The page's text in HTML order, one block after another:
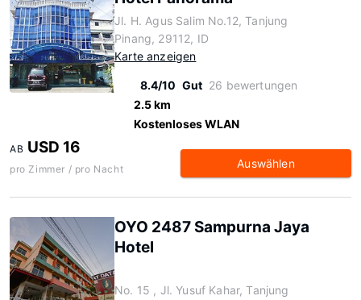
Jl. H. Agus Salim No.12, Tanjung
Pinang, 29112, ID
Karte anzeigen
8.4/10 Gut 26 bewertungen
2.5 km
Kostenloses WLAN
AB USD 16
pro Zimmer / pro Nacht Auswählen
OYO 2487 Sampurna Jaya
Hotel
No. 15 , Jl. Yusuf Kahar, Tanjung